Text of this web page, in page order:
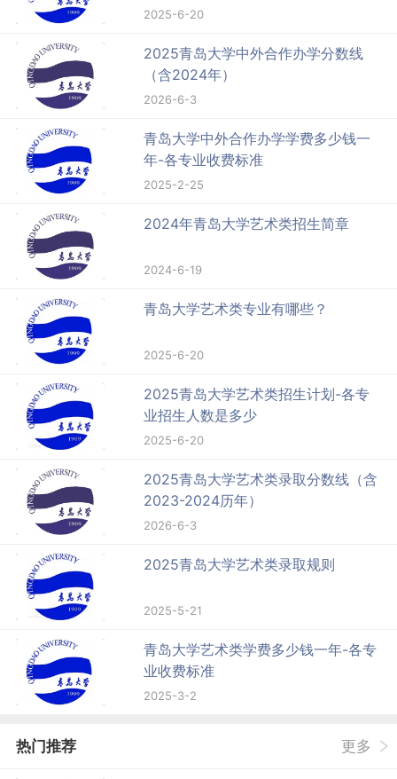
2025-6-20
2025青岛大学中外合作办学分数线
（含2024年）
2026-6-3
青岛大学中外合作办学学费多少钱一
年-各专业收费标准
2025-2-25
2024年青岛大学艺术类招生简章
2024-6-19
青岛大学艺术类专业有哪些？
2025-6-20
2025青岛大学艺术类招生计划-各专
业招生人数是多少
2025-6-20
2025青岛大学艺术类录取分数线（含
2023-2024历年）
2026-6-3
2025青岛大学艺术类录取规则
2025-5-21
青岛大学艺术类学费多少钱一年-各专
业收费标准
2025-3-2
热门推荐 更多